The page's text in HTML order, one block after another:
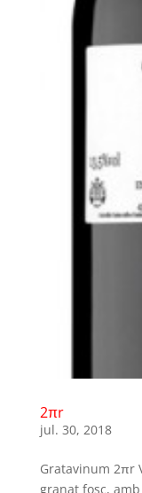
2πr
jul. 30, 2018
Gratavinum 2πr
granat fosc,